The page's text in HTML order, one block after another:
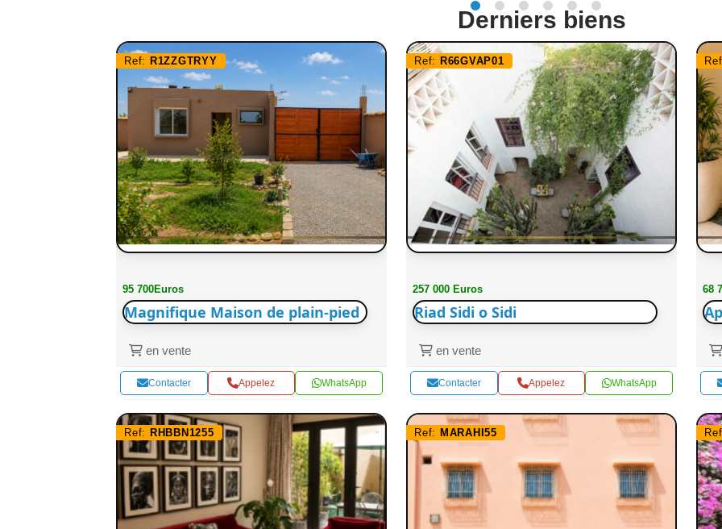
Derniers biens
Ref: R1ZZGTRYY
95 700Euros
Magnifique Maison de plain-pied
en vente
Contacter Appelez WhatsApp
Ref: R66GVAP01
257 000 Euros
Riad Sidi o Sidi
en vente
Contacter Appelez WhatsApp
68
Ref: RHBBN1255 Ref: MARAHI55